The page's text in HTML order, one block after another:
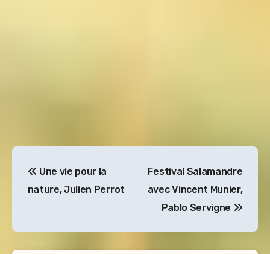
de
Une vie pour la
nature, Julien Perrot
Festival Salamandre
avec Vincent Munier,
Pablo Servigne